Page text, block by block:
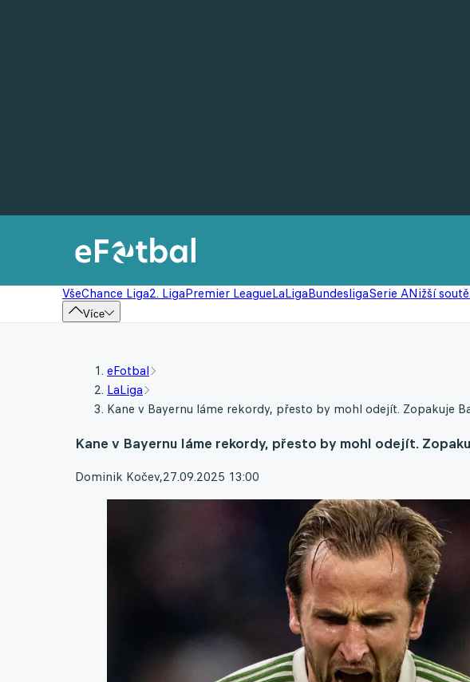
VšeChance Liga2. LigaPremier LeagueLaLigaBundesligaSerie ANižší
Více
eFotbal
LaLiga
Kane v Bayernu láme rekordy, přesto by mohl odejít. Zopakuje
Kane v Bayernu láme rekordy, přesto by mohl odejít.
Dominik Kočev,27.09.2025 13:00